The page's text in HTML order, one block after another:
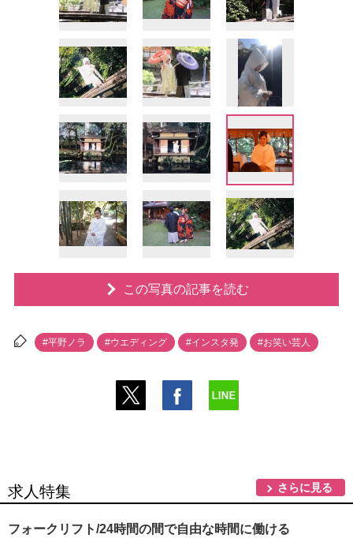
この写真の記事を読む
#平野ノラ #ウエディング #インスタ発 #お笑い芸人
求人特集 さらに見る
フォークリフト/24時間の間で自由な時間に働ける